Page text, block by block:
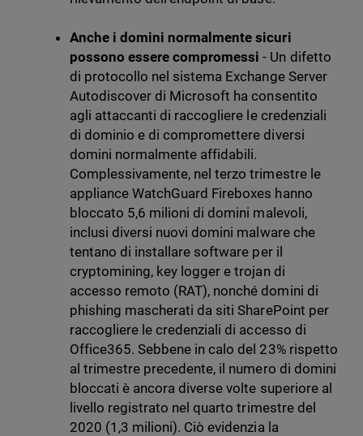
Anche i domini normalmente sicuri
possono essere compromessi- Un difetto
di protocollo nel sistema Exchange Server
Autodiscover di Microsoft ha consentito
agli attaccanti di raccogliere le credenziali
di dominio e di compromettere diversi
domini normalmente affidabili.
Complessivamente, nel terzo trimestre le
appliance WatchGuard Fireboxes hanno
bloccato 5,6 milioni di domini malevoli,
inclusi diversi nuovi domini malware che
tentano di installare software per il
cryptomining, key logger e trojan di
accesso remoto (RAT), nonché domini di
phishing mascherati da siti SharePoint per
raccogliere le credenziali di accesso di
Office365. Sebbene in calo del 23% rispetto
al trimestre precedente, il numero di domini
bloccati è ancora diverse volte superiore al
livello registrato nel quarto trimestre del
2020 (1,3 milioni). Ciò evidenzia la